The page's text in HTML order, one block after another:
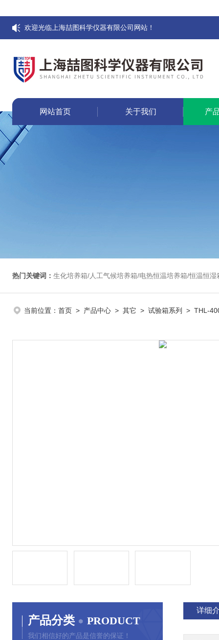
欢迎光临上海喆图科学仪器有限公司网站！
网站首页 关于我们 产
热门关键词： 生化培养箱/人工气候培养箱/电热恒温培养箱/恒温恒湿箱/光照培养箱/二氧化碳培养箱
当前位置： 首页 > 产品中心 > 其它 > 试验箱系列 > THL-
产品分类 PRODUCT
我们相信好的产品是信誉的保证！
详细